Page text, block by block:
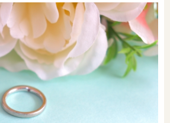
スマートセレクト
土地情報
オンライン相談会